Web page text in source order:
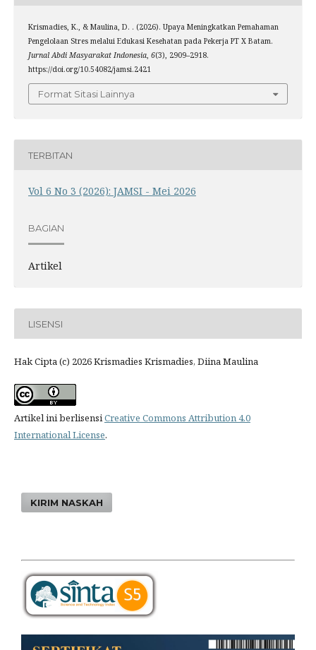
Krismadies, K., & Maulina, D. . (2026). Upaya Meningkatkan Pemahaman
Pengelolaan Stres melalui Edukasi Kesehatan pada Pekerja PT X Batam.
Jurnal Abdi Masyarakat Indonesia, 6(3), 2909–2918.
https://doi.org/10.54082/jamsi.2421
Format Sitasi Lainnya
TERBITAN
Vol 6 No 3 (2026): JAMSI - Mei 2026
BAGIAN
Artikel
LISENSI
Hak Cipta (c) 2026 Krismadies Krismadies, Diina Maulina
Artikel ini berlisensiCreative Commons Attribution 4.0
International License.
KIRIM NASKAH